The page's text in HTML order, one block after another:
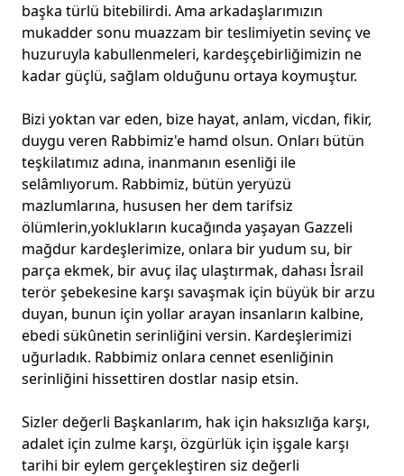
başka türlü bitebilirdi. Ama arkadaşlarımızın
mukadder sonu muazzam bir teslimiyetin sevinç ve
huzuruyla kabullenmeleri, kardeşçebirliğimizin ne
kadar güçlü, sağlam olduğunu ortaya koymuştur.
Bizi yoktan var eden, bize hayat, anlam, vicdan, fikir,
duygu veren Rabbimiz'e hamd olsun. Onları bütün
teşkilatımız adına, inanmanın esenliği ile
selâmlıyorum. Rabbimiz, bütün yeryüzü
mazlumlarına, hususen her dem tarifsiz
ölümlerin,yoklukların kucağında yaşayan Gazzeli
mağdur kardeşlerimize, onlara bir yudum su, bir
parça ekmek, bir avuç ilaç ulaştırmak, dahası İsrail
terör şebekesine karşı savaşmak için büyük bir arzu
duyan, bunun için yollar arayan insanların kalbine,
ebedi sükûnetin serinliğini versin. Kardeşlerimizi
uğurladık. Rabbimiz onlara cennet esenliğinin
serinliğini hissettiren dostlar nasip etsin.
Sizler değerli Başkanlarım, hak için haksızlığa karşı,
adalet için zulme karşı, özgürlük için işgale karşı
tarihi bir eylem gerçekleştiren siz değerli